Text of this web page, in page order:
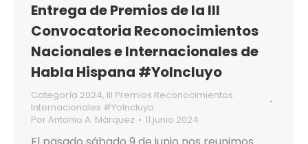
Entrega de Premios de la III
Convocatoria Reconocimientos
Nacionales e Internacionales de
Habla Hispana #YoIncluyo
Categoría 2024, III Premios Reconocimientos
Internacionales #YoIncluyo
Por Antonio A. Márquez 11 junio 2024